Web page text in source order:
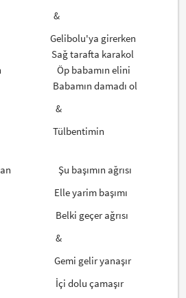
Gelibolu'ya girerken
Sağ tarafta karakol
Öp babamın elini
Babamın damadı ol
Tülbentimin
Şu başımın ağrısı
Elle yarim başımı
Belki geçer ağrısı
Gemi gelir yanaşır
İçi dolu çamaşır